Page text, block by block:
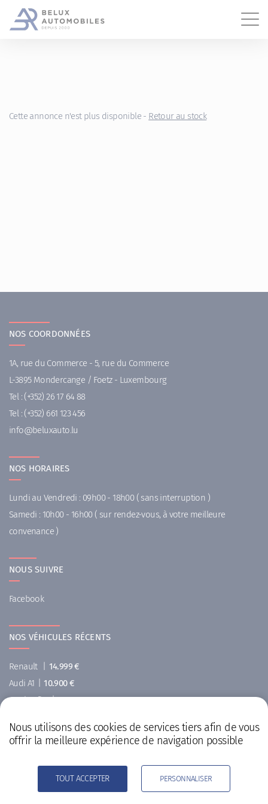
Cette annonce n'est plus disponible - Retour au stock
NOS COORDONNÉES
1A, rue du Commerce - 5, rue du Commerce
L-3895 Mondercange / Foetz - Luxembourg
Tel : (+352) 26 17 64 88
Tel : (+352) 661 123 456
ul.otuax
uleb@of
ni
NOS HORAIRES
Lundi au Vendredi : 09h00 - 18h00 ( sans interruption )
Samedi : 10h00 - 16h00 ( sur rendez-vous, à votre meilleure
convenance )
NOUS SUIVRE
Facebook
NOS VÉHICULES RÉCENTS
Renault
14.999 €
Audi A1
10.900 €
Opel Zafira | 8.800 €
Ford Kuga | 10.800 €
Gestion des cookies
Nous utilisons des cookies de services tiers afin de vous
offrir la meilleure expérience de navigation possible
TOUT ACCEPTER PERSONNALISER